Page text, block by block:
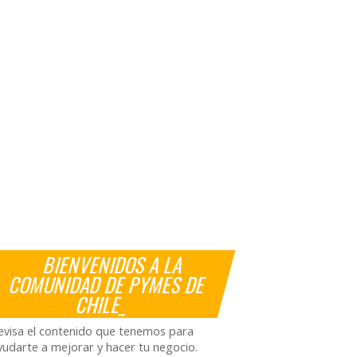
BIENVENIDOS A LA
COMUNIDAD DE PYMES DE
CHILE_
el contenido que tenemos para
a mejorar y hacer tu negocio.